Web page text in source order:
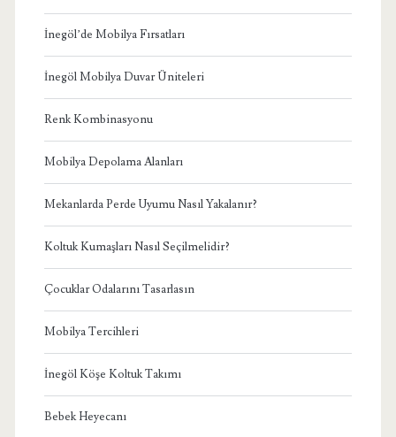
İnegöl’de Mobilya Fırsatları
İnegöl Mobilya Duvar Üniteleri
Renk Kombinasyonu
Mobilya Depolama Alanları
Mekanlarda Perde Uyumu Nasıl Yakalanır?
Koltuk Kumaşları Nasıl Seçilmelidir?
Çocuklar Odalarını Tasarlasın
Mobilya Tercihleri
İnegöl Köşe Koltuk Takımı
Bebek Heyecanı